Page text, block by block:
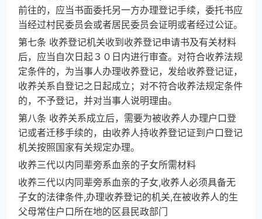
前往的，应当书面委托另一方办理登记手续，委托书应
当经过村民委员会或者居民委员会证明或者经过公证。
第七条 收养登记机关收到收养登记申请书及有关材料
后，应当自次日起３０日内进行审查。对符合收养法规
定条件的，为当事人办理收养登记，发给收养登记证，
收养关系自登记之日起成立；对不符合收养法规定条件
的，不予登记，并对当事人说明理由。
第八条 收养关系成立后，需要为被收养人办理户口登
记或者迁移手续的，由收养人持收养登记证到户口登记
机关按照国家有关规定办理。
收养三代以内同辈旁系血亲的子女所需材料
收养三代以内同辈旁系血亲的子女,收养人必须具备无
子女的法律条件,办理收养登记的机关,在被收养人的生
父母常住户口所在地的区县民政部门